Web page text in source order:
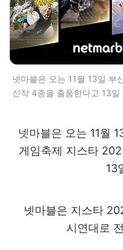
넷마블은 오는 11월 13일 부
신작 4종을 출품한다고 13일
넷마블은 오는 11월
게임축제 지스타
13
넷마블은 지스타
시연대로